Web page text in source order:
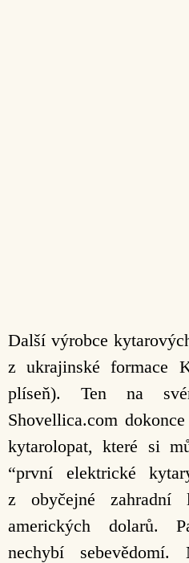
Další výrobce
z ukrajinské formace
plíseň). Ten na
Shovellica.com
kytarolopat, které si
“první elektrické
z obyčejné
amerických dolarů.
nechybí sebevědomí.